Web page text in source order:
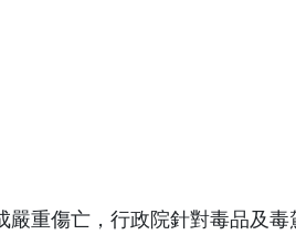
重傷亡，行政院針對毒品及毒